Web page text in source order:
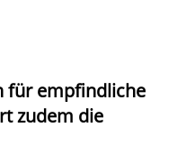
für empfindliche
zudem die